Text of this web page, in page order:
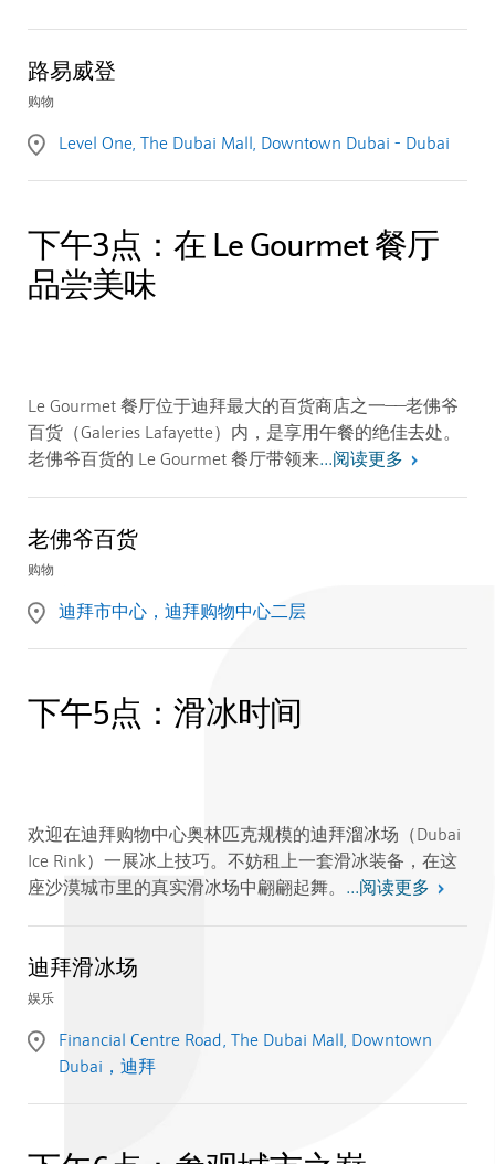
路易威登
购物
Level One, The Dubai Mall, Downtown Dubai - Dubai
下午3点：在 Le Gourmet 餐厅
品尝美味
Le Gourmet 餐厅位于迪拜最大的百货商店之一——老佛爷
百货（Galeries Lafayette）内，是享用午餐的绝佳去处。
老佛爷百货的 Le Gourmet 餐厅带领来...阅读更多
老佛爷百货
购物
迪拜市中心，迪拜购物中心二层
下午5点：滑冰时间
欢迎在迪拜购物中心奥林匹克规模的迪拜溜冰场（Dubai
Ice Rink）一展冰上技巧。不妨租上一套滑冰装备，在这
座沙漠城市里的真实滑冰场中翩翩起舞。 ...阅读更多
迪拜滑冰场
娱乐
Financial Centre Road, The Dubai Mall, Downtown
Dubai，迪拜